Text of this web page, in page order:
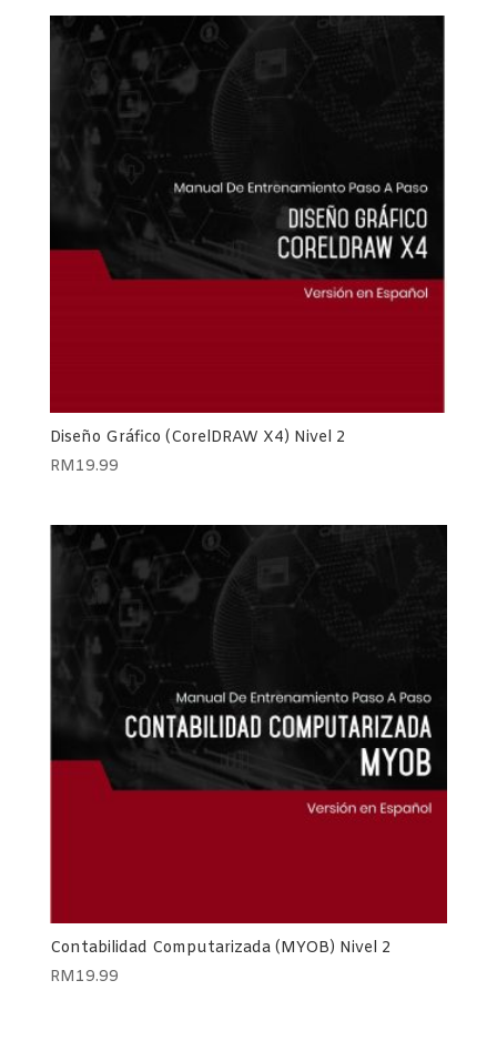
Diseño Gráfico (CorelDRAW X4) Nivel 2
RM19.99
Contabilidad Computarizada (MYOB) Nivel 2
RM19.99